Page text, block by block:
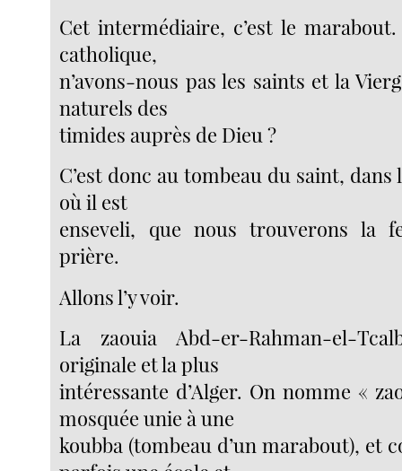
Cet intermédiaire, c’est le
catholique,
n’avons-nous pas les saints et la
naturels des
timides auprès de Dieu ?
C’est donc au tombeau du saint,
où il est
enseveli, que nous trouverons la
prière.
Allons l’y voir.
La zaouia Abd-er-Rahman-el-
originale et la plus
intéressante d’Alger. On nomme «
mosquée unie à une
koubba (tombeau d’un marabout), et